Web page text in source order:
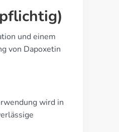
und einem
von Dapoxetin
wird in